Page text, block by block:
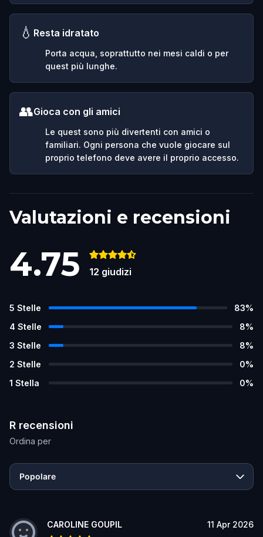
💧 Resta idratato
Porta acqua, soprattutto nei mesi caldi o per
quest più lunghe.
👥Gioca con gli amici
Le quest sono più divertenti con amici o
familiari. Ogni persona che vuole giocare sul
proprio telefono deve avere il proprio accesso.
Valutazioni e recensioni
4.75 12 giudizi
5 Stelle 83%
4 Stelle 8%
3 Stelle 8%
2 Stelle 0%
1 Stella 0%
R recensioni
Ordina per
Popolare
CAROLINE GOUPIL 11 Apr 2026